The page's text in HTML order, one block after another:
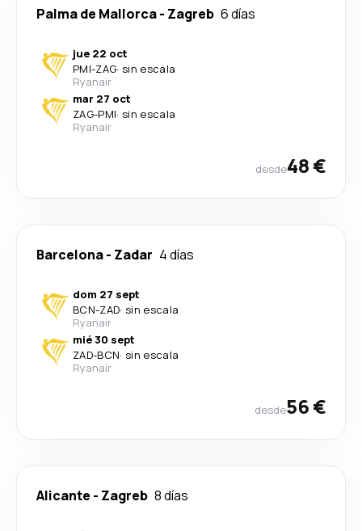
Palma de Mallorca- Zagreb 6 días
jue 22 oct
PMI-ZAG· sin escala
Ryanair
mar 27 oct
ZAG-PMI· sin escala
Ryanair
desde48 €
Barcelona- Zadar 4 días
dom 27 sept
BCN-ZAD· sin escala
Ryanair
mié 30 sept
ZAD-BCN· sin escala
Ryanair
desde56 €
Alicante - Zagreb 8 días